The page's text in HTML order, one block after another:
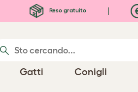
Reso gratuito
Gatti Conigli